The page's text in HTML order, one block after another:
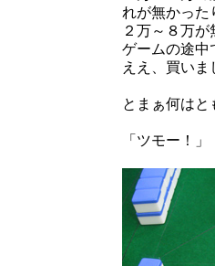
れが無かった
２万～８万
ゲームの途中
ええ、買い
とまぁ何はと
「ツモー！」